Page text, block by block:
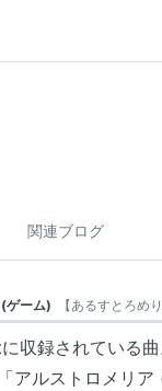
関連ブログ
(ゲーム) 【あるすとろめ
収録されている曲
アルストロメリ